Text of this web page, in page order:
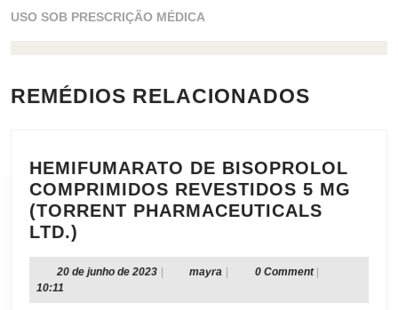
USO SOB PRESCRIÇÃO MÉDICA
REMÉDIOS RELACIONADOS
HEMIFUMARATO DE BISOPROLOL
COMPRIMIDOS REVESTIDOS 5 MG
(TORRENT PHARMACEUTICALS
LTD.)
BISOPROLOL
20 de junho de 202320
junho
mayra mayra 0 Comment
10:11